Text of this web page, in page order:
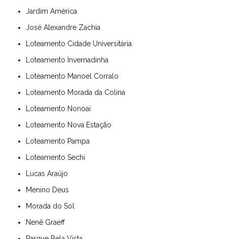
Jardim América
José Alexandre Zachia
Loteamento Cidade Universitária
Loteamento Invernadinha
Loteamento Manoel Corralo
Loteamento Morada da Colina
Loteamento Nonoai
Loteamento Nova Estação
Loteamento Pampa
Loteamento Sechi
Lucas Araújo
Menino Deus
Morada do Sol
Nenê Graeff